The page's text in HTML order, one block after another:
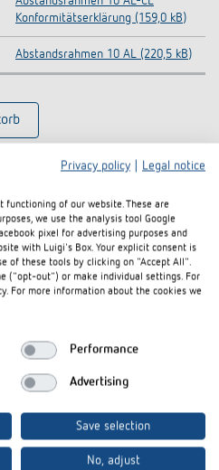
Konformitätserklärung (159,0 kB)
Abstandsrahmen 10 AL (220,5 kB)
Produkte
Privacy policy
Legal notice
functioning of our website. These are
we use the analysis tool Google
pixel for advertising purposes and
with Luigi's Box. Your explicit consent is
of these tools by clicking on "Accept All".
("opt-out") or make individual settings. For
For more information about the cookies we
Performance
Advertising
Save selection
No, adjust